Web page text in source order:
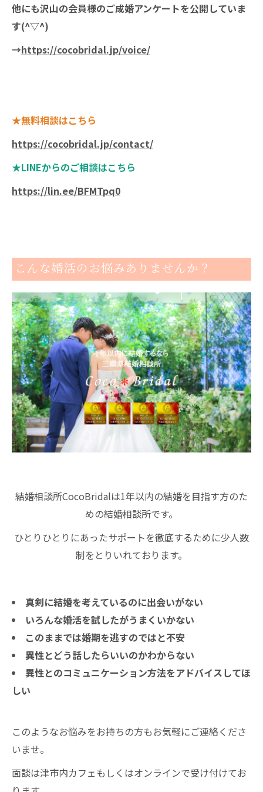
他にも沢山の会員様のご成婚アンケートを公開していま
す(^▽^)
→https://cocobridal.jp/voice/
★無料相談はこちら
https://cocobridal.jp/contact/
★LINEからのご相談はこちら
https://lin.ee/BFMTpq0
こんな婚活のお悩みありませんか？
結婚相談所CocoBridalは1年以内の結婚を目指す方のた
めの結婚相談所です。
ひとりひとりにあったサポートを徹底するために少人数
制をとりいれております。
真剣に結婚を考えているのに出会いがない
いろんな婚活を試したがうまくいかない
このままでは婚期を逃すのではと不安
異性とどう話したらいいのかわからない
異性とのコミュニケーション方法をアドバイスしてほ
しい
このようなお悩みをお持ちの方もお気軽にご連絡くださ
いませ。
面談は津市内カフェもしくはオンラインで受け付けてお